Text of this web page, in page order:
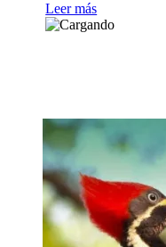
Leer más